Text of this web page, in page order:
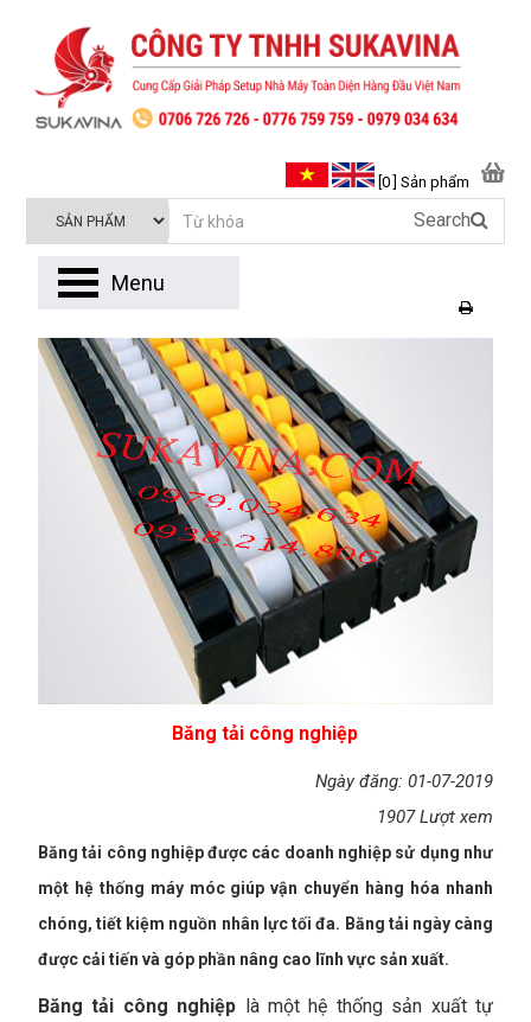
Băng tải công nghiệp
Ngày đăng: 01-07-2019
1907 Lượt xem
Băng tải công nghiệp được các doanh nghiệp sử dụng như
một hệ thống máy móc giúp vận chuyển hàng hóa nhanh
chóng, tiết kiệm nguồn nhân lực tối đa. Băng tải ngày càng
được cải tiến và góp phần nâng cao lĩnh vực sản xuất.
Băng tải công nghiệp là một hệ thống sản xuất tự
[0 ] Sản phẩm
Search
Menu